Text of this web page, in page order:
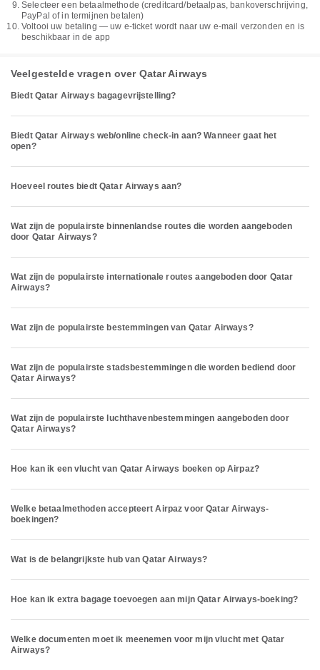
Selecteer een betaalmethode (creditcard/betaalpas, bankoverschrijving,
PayPal of in termijnen betalen)
Voltooi uw betaling — uw e-ticket wordt naar uw e-mail verzonden en is
beschikbaar in de app
Veelgestelde vragen over Qatar Airways
Biedt Qatar Airways bagagevrijstelling?
Biedt Qatar Airways web/online check-in aan? Wanneer gaat het
open?
Hoeveel routes biedt Qatar Airways aan?
Wat zijn de populairste binnenlandse routes die worden aangeboden
door Qatar Airways?
Wat zijn de populairste internationale routes aangeboden door Qatar
Airways?
Wat zijn de populairste bestemmingen van Qatar Airways?
Wat zijn de populairste stadsbestemmingen die worden bediend door
Qatar Airways?
Wat zijn de populairste luchthavenbestemmingen aangeboden door
Qatar Airways?
Hoe kan ik een vlucht van Qatar Airways boeken op Airpaz?
Welke betaalmethoden accepteert Airpaz voor Qatar Airways-
boekingen?
Wat is de belangrijkste hub van Qatar Airways?
Hoe kan ik extra bagage toevoegen aan mijn Qatar Airways-boeking?
Welke documenten moet ik meenemen voor mijn vlucht met Qatar
Airways?